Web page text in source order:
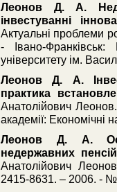
Леонов Д. А.
інвестуванні
Актуальні проблеми
- Івано-Франківськ:
університету ім.
Леонов Д. А.
практика
Анатолійович
академії:
Леонов Д. А.
недержавних
Анатолійович
2415-8631. – 2006. -